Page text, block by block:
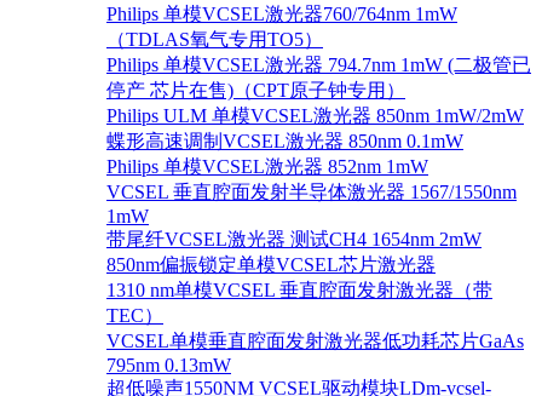
Philips 单模VCSEL激光器760/764nm 1mW
（TDLAS氧气专用TO5）
Philips 单模VCSEL激光器 794.7nm 1mW (二极管已
停产 芯片在售)（CPT原子钟专用）
Philips ULM 单模VCSEL激光器 850nm 1mW/2mW
蝶形高速调制VCSEL激光器 850nm 0.1mW
Philips 单模VCSEL激光器 852nm 1mW
VCSEL 垂直腔面发射半导体激光器 1567/1550nm
1mW
带尾纤VCSEL激光器 测试CH4 1654nm 2mW
850nm偏振锁定单模VCSEL芯片激光器
1310 nm单模VCSEL 垂直腔面发射激光器（带
TEC）
VCSEL单模垂直腔面发射激光器低功耗芯片GaAs
795nm 0.13mW
超低噪声1550NM VCSEL驱动模块LDm-vcsel-